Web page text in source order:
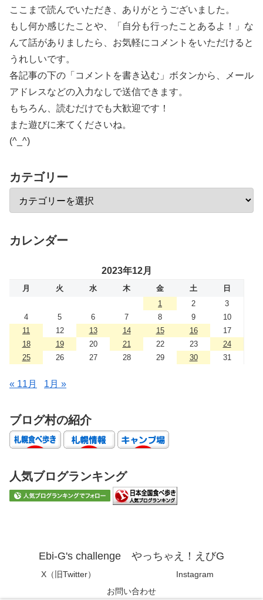
ここまで読んでいただき、ありがとうございました。
もし何か感じたことや、「自分も行ったことあるよ！」な
んて話がありましたら、お気軽にコメントをいただけると
うれしいです。
各記事の下の「コメントを書き込む」ボタンから、メール
アドレスなどの入力なしで送信できます。
もちろん、読むだけでも大歓迎です！
また遊びに来てくださいね。
(^_^)
カテゴリー
カレンダー
2023年12月
月 火 水 木 金 土
日
1
2
3
4
5 6 7 8 9
10
11
12 13 14 15 16
17
18
19 20 21 22 23
24
25
26 27 28 29 30 31
« 11月 1月 »
ブログ村の紹介
人気ブログランキング
Ebi-G's challenge やっちゃえ！えびG
X（旧Twitter）
Instagram
お問い合わせ